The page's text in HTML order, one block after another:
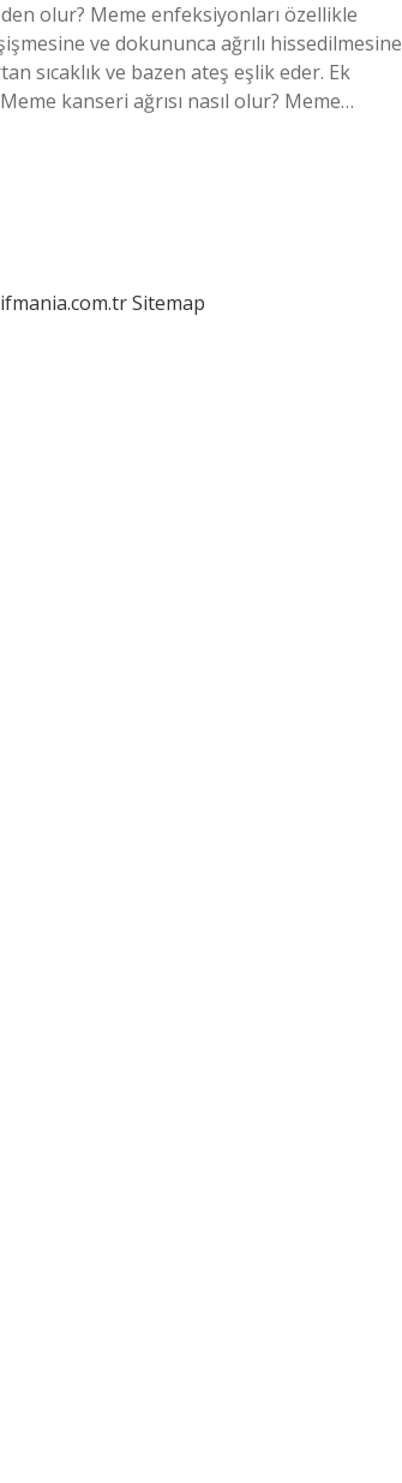
olur? Meme enfeksiyonları özellikle
ve dokununca ağrılı hissedilmesine
sıcaklık ve bazen ateş eşlik eder. Ek
kanseri ağrısı nasıl olur? Meme…
Sitemap